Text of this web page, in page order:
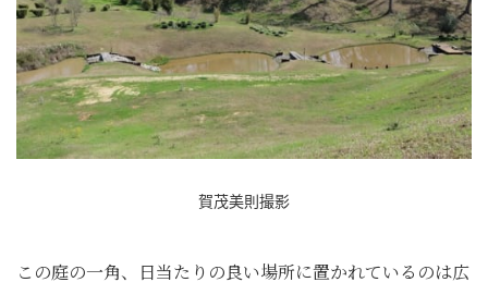
賀茂美則撮影
この庭の一角、日当たりの良い場所に置かれているのは広